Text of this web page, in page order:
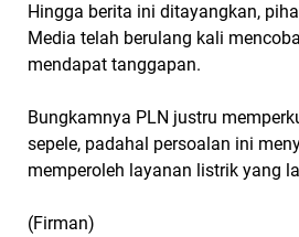
Hingga berita ini ditayangkan,
Media telah berulang kali
mendapat tanggapan.
Bungkamnya PLN justru
sepele, padahal persoalan ini
memperoleh layanan listrik yang
(Firman)